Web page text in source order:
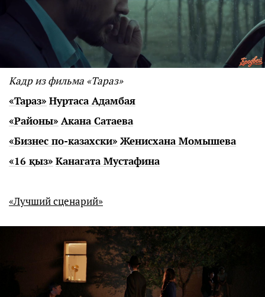
Кадр из фильма «Тараз»
«Тараз» Нуртаса Адамбая
«Районы» Акана Сатаева
«Бизнес по-казахски» Женисхана Момышева
«16 қыз» Канагата Мустафина
«Лучший сценарий»